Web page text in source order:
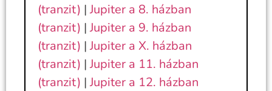
(tranzit) |Jupiter a 8. házban
(tranzit) |Jupiter a 9. házban
(tranzit) |Jupiter a X. házban
(tranzit) |Jupiter a 11. házban
(tranzit) |Jupiter a 12. házban